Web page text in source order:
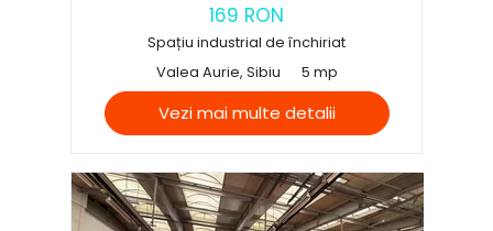
169 RON
Spațiu industrial de închiriat
Valea Aurie, Sibiu
5 mp
Vezi mai multe detalii